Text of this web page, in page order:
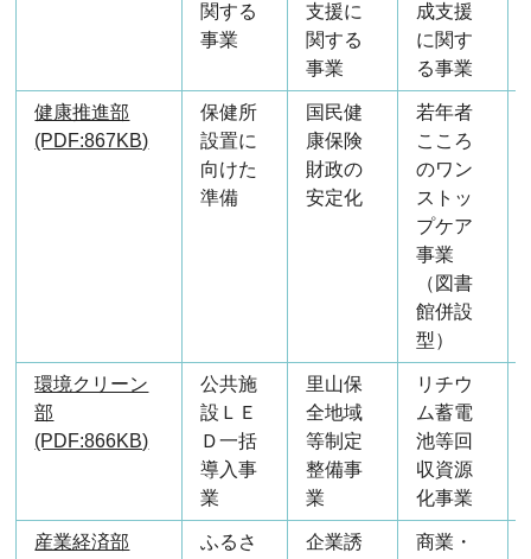
関する
事業
支援に
関する
事業
成支援
に関す
る事業
健康推進部
(PDF:867KB)
保健所
設置に
向けた
準備
国民健
康保険
財政の
安定化
若年者
こころ
のワン
ストッ
プケア
事業
（図書
館併設
型）
環境クリーン
部
(PDF:866KB)
公共施
設ＬＥ
Ｄ一括
導入事
業
里山保
全地域
等制定
整備事
業
リチウ
ム蓄電
池等回
収資源
化事業
産業経済部
ふるさ
企業誘
商業・